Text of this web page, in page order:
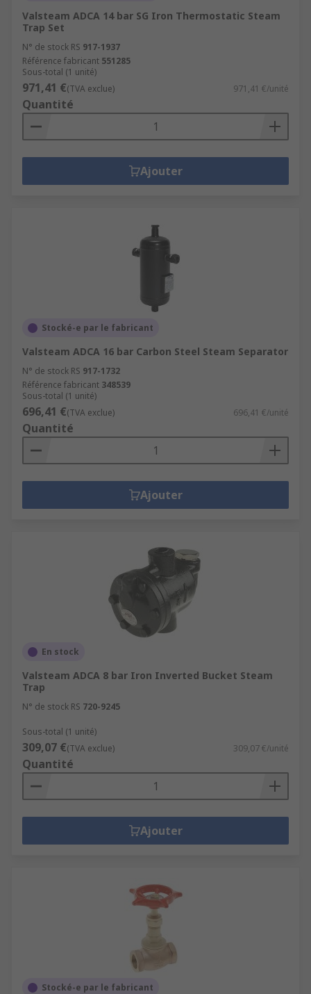
Valsteam ADCA 14 bar SG Iron Thermostatic Steam
Trap Set
N° de stock RS 917-1937
Référence fabricant 551285
Sous-total (1 unité)
971,41 €(TVA exclue) 971,41 €/unité
Quantité
Ajouter
Stocké-e par le fabricant
Valsteam ADCA 16 bar Carbon Steel Steam Separator
N° de stock RS 917-1732
Référence fabricant 348539
Sous-total (1 unité)
696,41 €(TVA exclue) 696,41 €/unité
Quantité
Ajouter
En stock
Valsteam ADCA 8 bar Iron Inverted Bucket Steam
Trap
N° de stock RS 720-9245
Sous-total (1 unité)
309,07 €(TVA exclue) 309,07 €/unité
Quantité
Ajouter
Stocké-e par le fabricant